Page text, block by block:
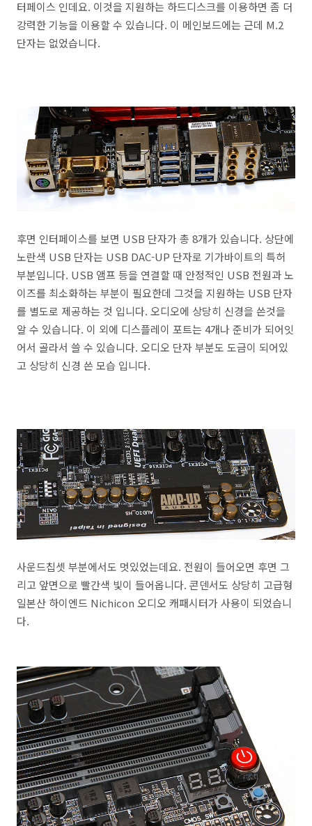
터페이스 인데요. 이것을 지원하는 하드디스크를 이용하면 좀 더
강력한 기능을 이용할 수 있습니다. 이 메인보드에는 근데 M.2
단자는 없었습니다.
후면 인터페이스를 보면 USB 단자가 총 8개가 있습니다. 상단에
노란색 USB 단자는 USB DAC-UP 단자로 기가바이트의 특허
부분입니다. USB 앰프 등을 연결할 때 안정적인 USB 전원과 노
이즈를 최소화하는 부분이 필요한데 그것을 지원하는 USB 단자
를 별도로 제공하는 것 입니다. 오디오에 상당히 신경을 쓴것을
알 수 있습니다. 이 외에 디스플레이 포트는 4개나 준비가 되어잇
어서 골라서 쓸 수 있습니다. 오디오 단자 부분도 도금이 되어있
고 상당히 신경 쓴 모습 입니다.
사운드칩셋 부분에서도 멋있었는데요. 전원이 들어오면 후면 그
리고 앞면으로 빨간색 빛이 들어옵니다. 콘덴서도 상당히 고급형
일본산 하이엔드 Nichicon 오디오 캐패시터가 사용이 되었습니
다.